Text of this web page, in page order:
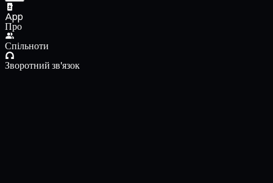
App
Про
Спільноти
Зворотний зв'язок